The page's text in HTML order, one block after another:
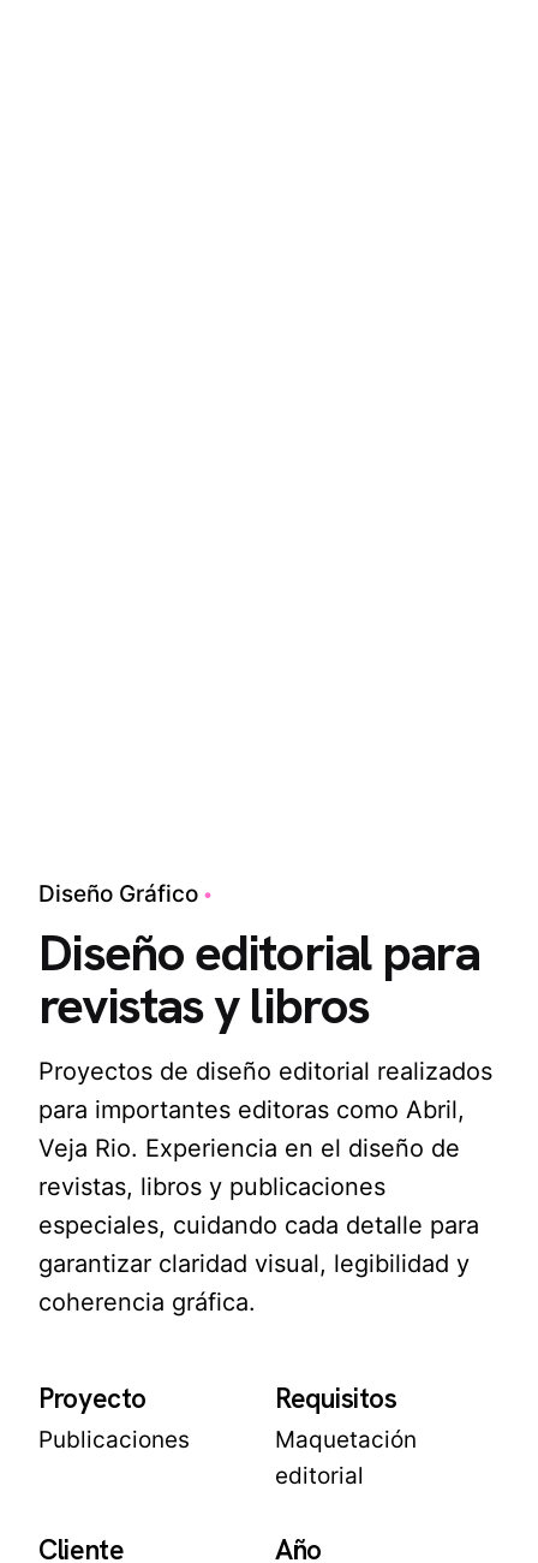
Diseño Gráfico
Diseño editorial para
revistas y libros
Proyectos de diseño editorial realizados
para importantes editoras como Abril,
Veja Rio. Experiencia en el diseño de
revistas, libros y publicaciones
especiales, cuidando cada detalle para
garantizar claridad visual, legibilidad y
coherencia gráfica.
Proyecto
Publicaciones
Requisitos
Maquetación
editorial
Cliente Año